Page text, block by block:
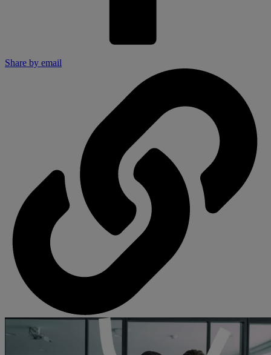
Share by email